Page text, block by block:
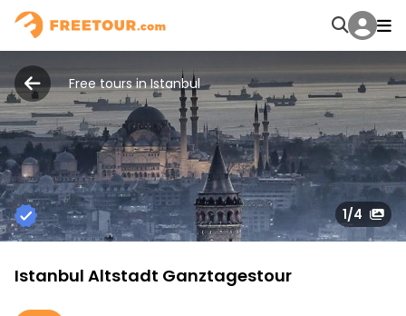
Free tours in Istanbul
1/4
Istanbul Altstadt Ganztagestour